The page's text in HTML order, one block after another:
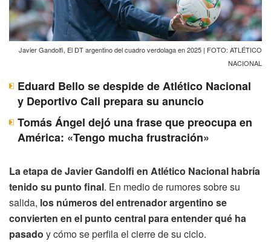
Javier Gandolfi, El DT argentino del cuadro verdolaga en 2025 | FOTO: ATLÉTICO
NACIONAL
Eduard Bello se despide de Atlético Nacional
y Deportivo Cali prepara su anuncio
Tomás Ángel dejó una frase que preocupa en
América: «Tengo mucha frustración»
La etapa de Javier Gandolfi en Atlético Nacional habría
tenido su punto final. En medio de rumores sobre su
salida, los números del entrenador argentino se
convierten en el punto central para entender qué ha
pasado y cómo se perfila el cierre de su ciclo.